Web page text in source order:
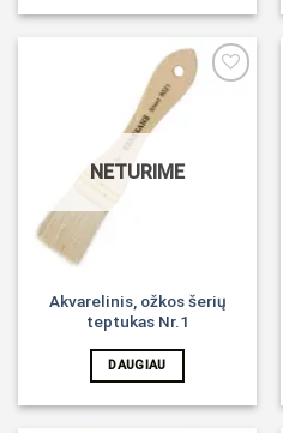
NETURIME
Akvarelinis, ožkos šerių
teptukas Nr.1
DAUGIAU